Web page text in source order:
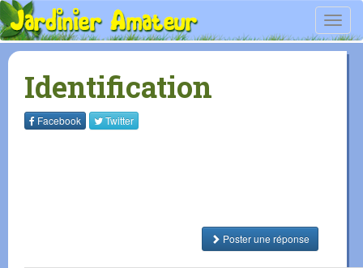
Identification
Facebook Twitter
Poster une réponse